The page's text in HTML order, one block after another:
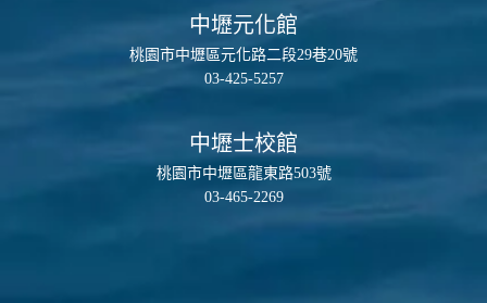
中壢元化館
桃園市中壢區元化路二段29巷20號
03-425-5257
中壢士校館
桃園市中壢區龍東路503號
03-465-2269